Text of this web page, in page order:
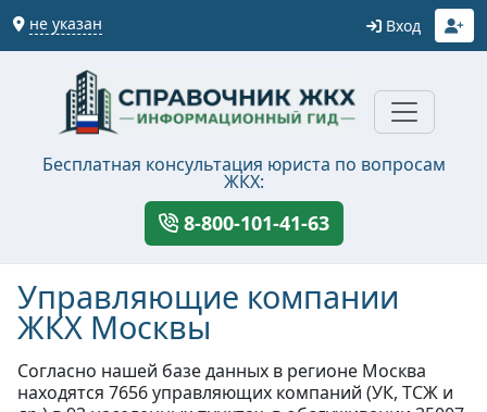
не указан Вход
Бесплатная консультация юриста по вопросам
ЖКХ:
8-800-101-41-63
Управляющие компании
ЖКХ Москвы
Согласно нашей базе данных в регионе Москва
находятся 7656 управляющих компаний (УК, ТСЖ и